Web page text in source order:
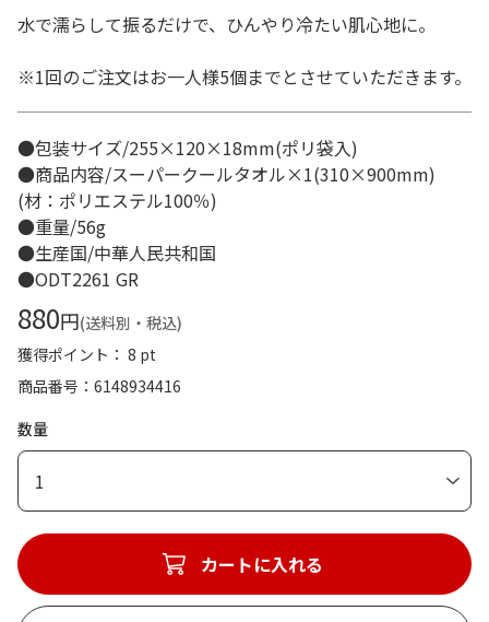
水で濡らして振るだけで、ひんやり冷たい肌心地に。
※1回のご注文はお一人様5個までとさせていただきます。
●包装サイズ/255×120×18mm(ポリ袋入)
●商品内容/スーパークールタオル×1(310×900mm)
(材：ポリエステル100％)
●重量/56g
●生産国/中華人民共和国
●ODT2261 GR
880円(送料別・税込)
獲得ポイント： 8 pt
商品番号
6148934416
数量
1
カートに入れる